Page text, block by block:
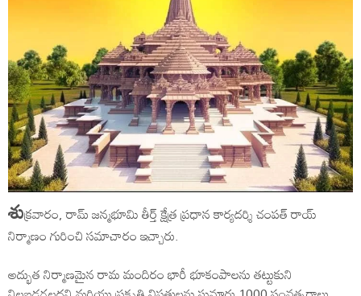
శుక్రవారం, రామ్ జన్మభూమి తీర్త్ క్షేత్ర ప్రధాన కార్యదర్శి చంపత్ రాయ్
నిర్మాణం గురించి సమాచారం ఇచ్చారు.
అద్భుత నిర్మాణమైన రామ మందిరం భారీ భూకంపాలను తట్టుకుని